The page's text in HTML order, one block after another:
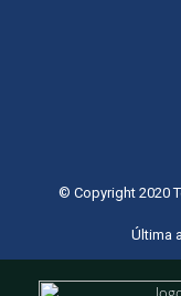
© Copyright 2020
Última